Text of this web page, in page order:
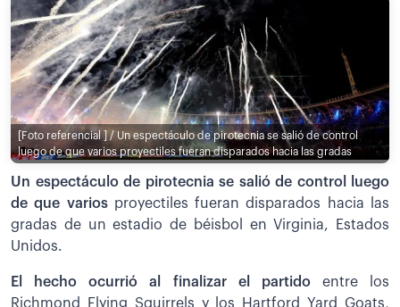
[Foto referencial ] / Un espectáculo de pirotecnia se salió de control
luego de que varios proyectiles fueran disparados hacia las gradas
Un espectáculo de pirotecnia se salió de control luego
de que variosproyectiles fueran disparados hacia las
gradas de un estadio de béisbol en Virginia, Estados
Unidos.
El hecho ocurrió al finalizar el partido entre los
Richmond Flying Squirrels y los Hartford Yard Goats,